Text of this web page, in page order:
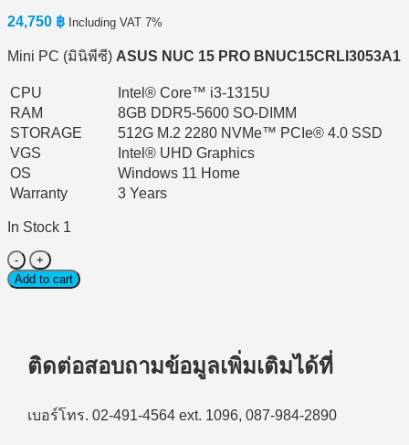
24,750 ฿ Including VAT 7%
Mini PC (มินิพีซี) ASUS NUC 15 PRO BNUC15CRLI3053A1
CPU
Intel® Core™ i3-1315U
RAM
8GB DDR5-5600 SO-DIMM
STORAGE
512G M.2 2280 NVMe™ PCIe® 4.0 SSD​
VGS
Intel® UHD Graphics
OS
Windows 11 Home
Warranty
3 Years
In Stock 1
Mini
PC
(มิ
ASUS
MINI
NUC
15
Add to cart
ติดต่อสอบถามข้อมูลเพิ่มเติมได้ที่
เบอร์โทร. 02-491-4564 ext. 1096, 087-984-2890